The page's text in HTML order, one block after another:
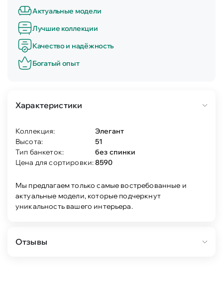
Актуальные модели
Лучшие коллекции
Качество и надёжность
Богатый опыт
Характеристики
Коллекция:
Элегант
Высота:
51
Тип банкеток:
без спинки
Цена для сортировки:8590
Мы предлагаем только самые востребованные и
актуальные модели, которые подчеркнут
уникальность вашего интерьера.
Отзывы